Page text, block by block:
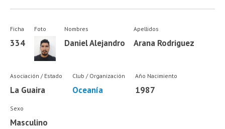
Ficha
334
Foto Nombres
Daniel Alejandro
Apellidos
Arana Rodriguez
Asociación / Estado
La Guaira
Club / Organización
Oceanía
Año Nacimiento
1987
Sexo
Masculino